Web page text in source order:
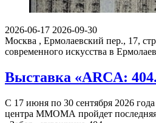
2026-06-17 2026-09-30
Москва , Ермолаевский пер., 17,
современного искусства в
Выставка «ARCA:
С 17 июня по 30 сентября 2026
центра ММОМА пройдет